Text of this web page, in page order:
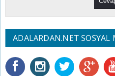
ADALARDAN.NET SOSYAL